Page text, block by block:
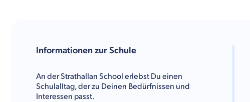
Informationen zur Schule
An der Strathallan School erlebst Du einen
Schulalltag, der zu Deinen Bedürfnissen und
Interessen passt.